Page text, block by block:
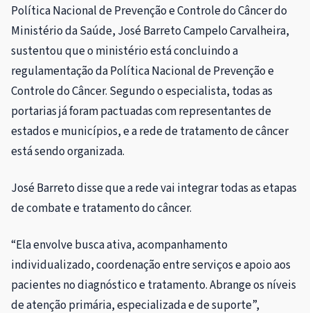
Política Nacional de Prevenção e Controle do Câncer do
Ministério da Saúde, José Barreto Campelo Carvalheira,
sustentou que o ministério está concluindo a
regulamentação da Política Nacional de Prevenção e
Controle do Câncer. Segundo o especialista, todas as
portarias já foram pactuadas com representantes de
estados e municípios, e a rede de tratamento de câncer
está sendo organizada.
José Barreto disse que a rede vai integrar todas as etapas
de combate e tratamento do câncer.
“Ela envolve busca ativa, acompanhamento
individualizado, coordenação entre serviços e apoio aos
pacientes no diagnóstico e tratamento. Abrange os níveis
de atenção primária, especializada e de suporte”,